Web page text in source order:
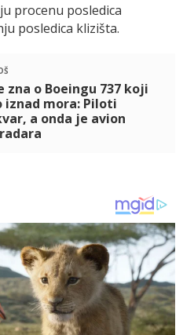
procenu posledica
posledica klizišta.
zna o Boeingu 737 koji
iznad mora: Piloti
a onda je avion